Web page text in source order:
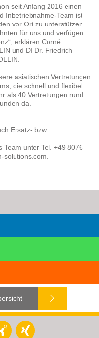
seit Anfang 2016 einen
Inbetriebnahme-Team ist
vor Ort zu unterstützen.
für uns und verfügen
erklären Corné
und DI Dr. Friedrich
asiatischen Vertretungen
die schnell und flexibel
als 40 Vertretungen rund
da.
Ersatz- bzw.
Team unter Tel. +49 8076
solutions.com.